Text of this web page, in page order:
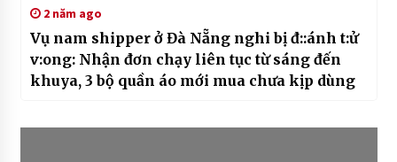
2 năm ago
Vụ nam shipper ở Đà Nẵng nghi bị đ::ánh t:ử
v:ong: Nhận đơn chạy liên tục từ sáng đến
khuya, 3 bộ quần áo mới mua chưa kịp dùng